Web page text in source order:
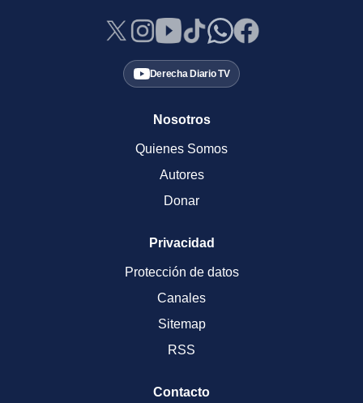
Derecha Diario TV
Nosotros
Quienes Somos
Autores
Donar
Privacidad
Protección de datos
Canales
Sitemap
RSS
Contacto